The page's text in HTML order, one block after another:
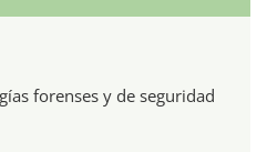
forenses y de seguridad